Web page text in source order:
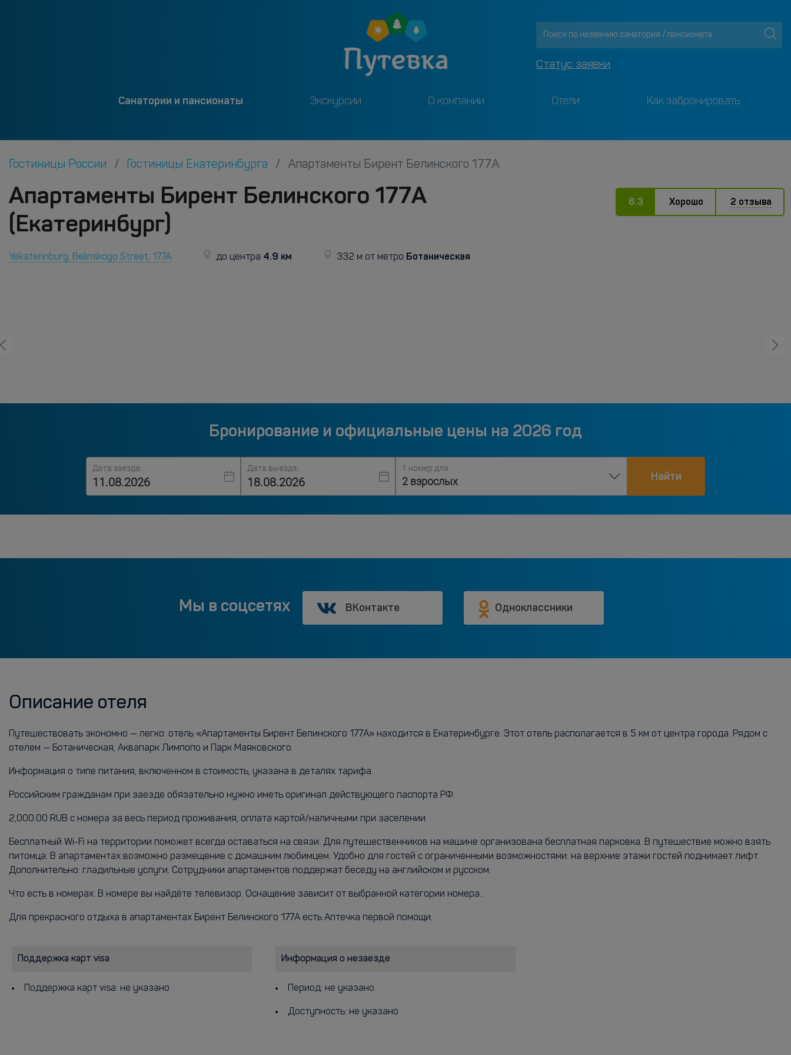
Статус заявки
Санатории и пансионаты Экскурсии О компании Отели Как забронировать
Гостиницы России Гостиницы Екатеринбурга Апартаменты Бирент Белинского 177А
Апартаменты Бирент Белинского 177А
(Екатеринбург)
Yekaterinburg, Belinskogo Street, 177A до центра 4.9 км 332 м от метро Ботаническая
6.3 Хорошо 2 отзыва
Бронирование и официальные цены на 2026 год
Дата заезда: Дата выезда: 1 номер для
2 взрослых Найти
Мы в соцсетях ВКонтакте Одноклассники
Описание отеля
Путешествовать экономно — легко: отель «Апартаменты Бирент Белинского 177А» находится в Екатеринбурге. Этот отель располагается в 5 км от центра города. Рядом с
отелем — Ботаническая, Аквапарк Лимпопо и Парк Маяковского.
Информация о типе питания, включенном в стоимость, указана в деталях тарифа.
Российским гражданам при заезде обязательно нужно иметь оригинал действующего паспорта РФ.
2,000.00 RUB с номера за весь период проживания, оплата картой/наличными при заселении.
Бесплатный Wi-Fi на территории поможет всегда оставаться на связи. Для путешественников на машине организована бесплатная парковка. В путешествие можно взять
питомца. В апартаментах возможно размещение с домашним любимцем. Удобно для гостей с ограниченными возможностями: на верхние этажи гостей поднимает лифт.
Дополнительно: гладильные услуги. Сотрудники апартаментов поддержат беседу на английском и русском.
Что есть в номерах: В номере вы найдёте телевизор. Оснащение зависит от выбранной категории номера..
Для прекрасного отдыха в апартаментах Бирент Белинского 177А есть Аптечка первой помощи.
Поддержка карт visa
Поддержка карт visa: не указано
Информация о незаезде
Период: не указано
Доступность: не указано